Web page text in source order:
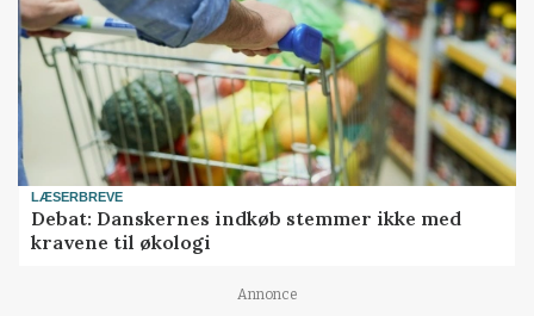
LÆSERBREVE
Debat: Danskernes indkøb stemmer ikke med
kravene til økologi
Annonce